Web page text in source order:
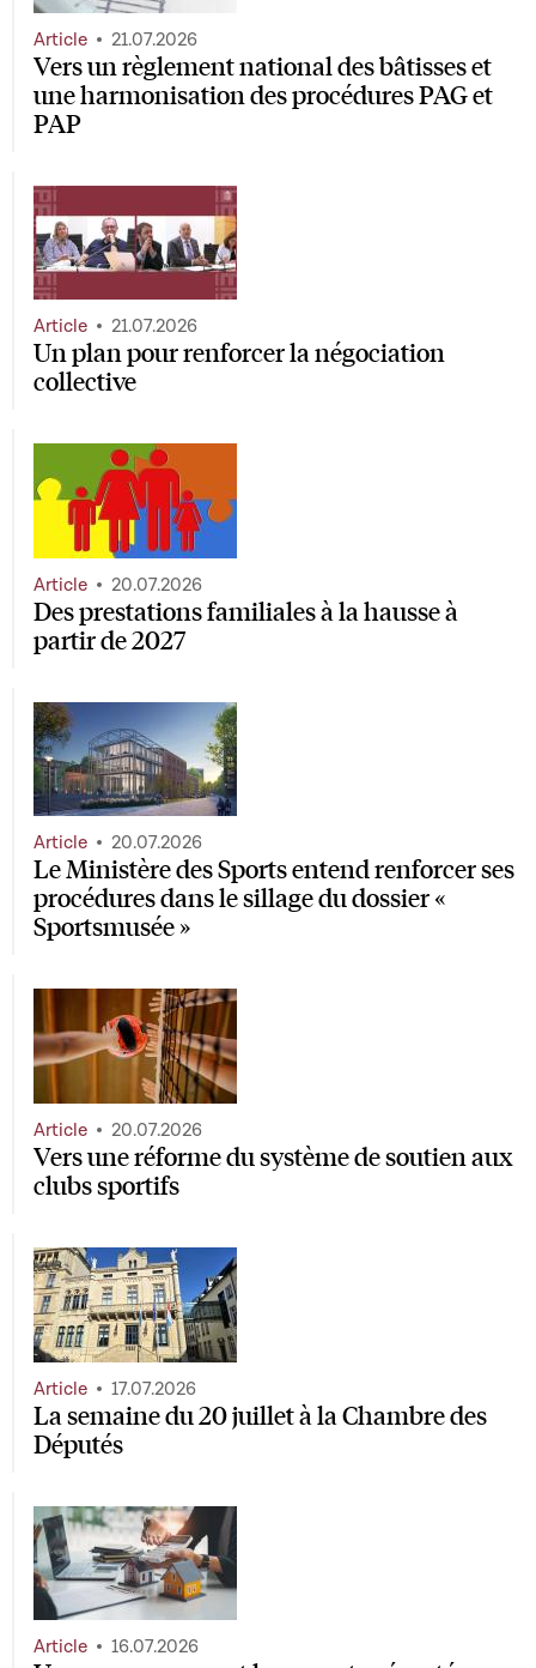
Vers un règlement national des bâtisses et
une harmonisation des procédures PAG et
PAP
Article 21.07.2026
Un plan pour renforcer la négociation
collective
Article 21.07.2026
Des prestations familiales à la hausse à
partir de 2027
Article 20.07.2026
Le Ministère des Sports entend renforcer ses
procédures dans le sillage du dossier «
Sportsmusée »
Article 20.07.2026
Vers une réforme du système de soutien aux
clubs sportifs
Article 20.07.2026
La semaine du 20 juillet à la Chambre des
Députés
Article 17.07.2026
Article 16.07.2026